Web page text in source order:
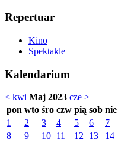
Repertuar
Kino
Spektakle
Kalendarium
< kwi Maj 2023 cze >
pon wto śro czw pią sob nie
1
2 3 4 5 6
7
8
9 10 11 12 13
14